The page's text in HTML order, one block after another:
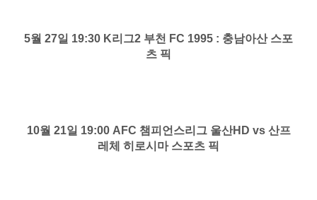
5월 27일 19:30 K리그2 부천 FC 1995 : 충남아산 스포
츠 픽
10월 21일 19:00 AFC 챔피언스리그 울산HD vs 산프
레체 히로시마 스포츠 픽